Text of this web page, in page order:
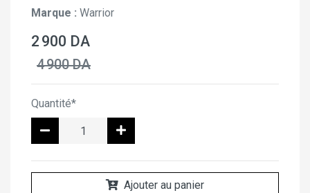
Marque : Warrior
2 900 DA
4 900 DA
Quantité*
Ajouter au panier